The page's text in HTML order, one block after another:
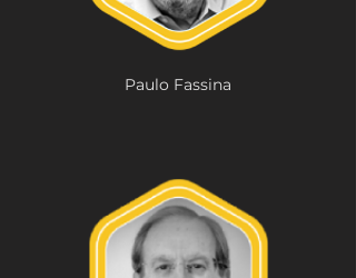
Paulo Fassina